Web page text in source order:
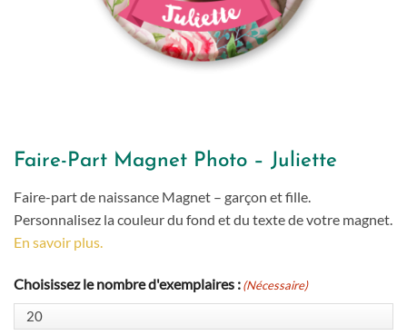
Faire-Part Magnet Photo – Juliette
Faire-part de naissance Magnet – garçon et fille.
Personnalisez la couleur du fond et du texte de votre magnet.
En savoir plus.
Choisissez le nombre d'exemplaires :(Nécessaire)